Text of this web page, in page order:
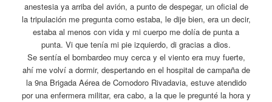
anestesia ya arriba del avión, a punto de despegar, un oficial de
la tripulación me pregunta como estaba, le dije bien, era un decir,
estaba al menos con vida y mi cuerpo me dolía de punta a
punta. Vi que tenía mi pie izquierdo, di gracias a dios.
Se sentía el bombardeo muy cerca y el viento era muy fuerte,
ahí me volví a dormir, despertando en el hospital de campaña de
la 9na Brigada Aérea de Comodoro Rivadavia, estuve atendido
por una enfermera militar, era cabo, a la que le pregunté la hora y